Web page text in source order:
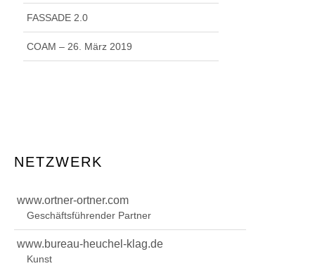
FASSADE 2.0
COAM – 26. März 2019
NETZWERK
www.ortner-ortner.com
Geschäftsführender Partner
www.bureau-heuchel-klag.de
Kunst